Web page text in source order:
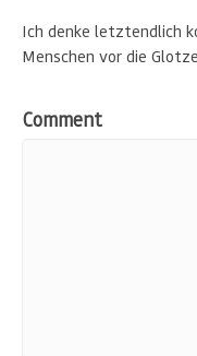
Ich denke letztendlich
Menschen vor die
Comment